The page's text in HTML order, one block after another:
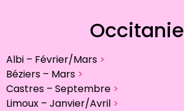
Occitanie
Albi – Février/Mars >
Béziers – Mars >
Castres – Septembre >
Limoux – Janvier/Avril >